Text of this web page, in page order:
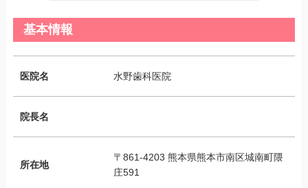
基本情報
医院名 水野歯科医院
院長名
所在地
〒861-4203 熊本県熊本市南区城南町隈
庄591